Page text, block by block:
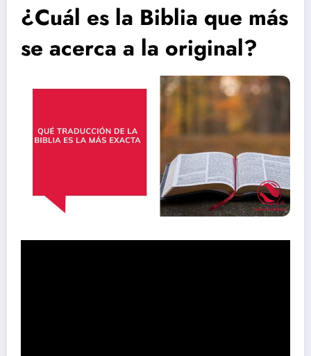
¿Cuál es la Biblia que más
se acerca a la original?